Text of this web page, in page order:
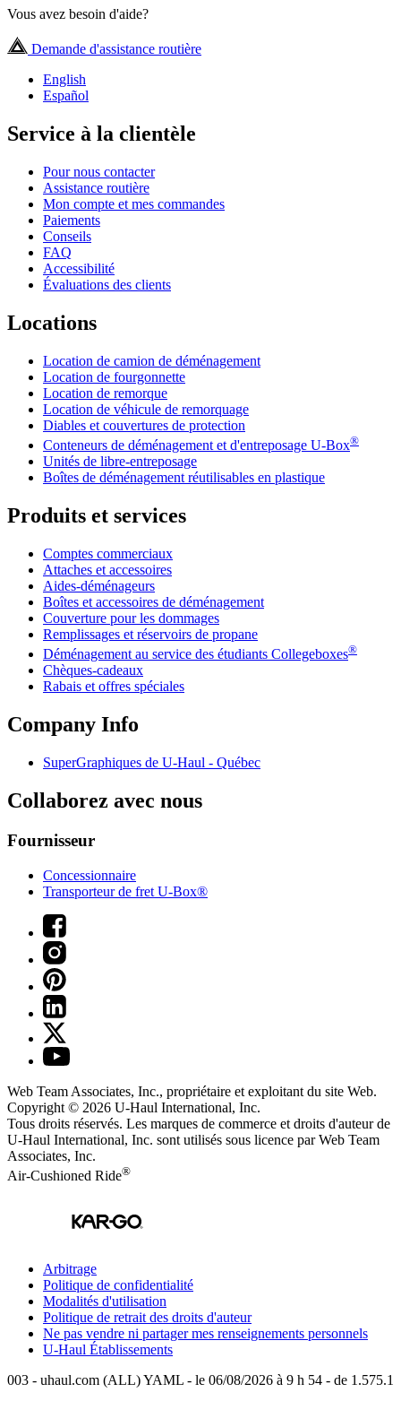
Vous avez besoin d'aide?
Demande d'assistance routière
English
Español
Service à la clientèle
Pour nous contacter
Assistance routière
Mon compte et mes commandes
Paiements
Conseils
FAQ
Accessibilité
Évaluations des clients
Locations
Location de camion de déménagement
Location de fourgonnette
Location de remorque
Location de véhicule de remorquage
Diables et couvertures de protection
Conteneurs de déménagement et d'entreposage U-Box®
Unités de libre-entreposage
Boîtes de déménagement réutilisables en plastique
Produits et services
Comptes commerciaux
Attaches et accessoires
Aides-déménageurs
Boîtes et accessoires de déménagement
Couverture pour les dommages
Remplissages et réservoirs de propane
Déménagement au service des étudiants Collegeboxes®
Chèques-cadeaux
Rabais et offres spéciales
Company Info
SuperGraphiques de U-Haul - Québec
Collaborez avec nous
Fournisseur
Concessionnaire
Transporteur de fret U-Box®
Web Team Associates, Inc., propriétaire et exploitant du site Web.
Copyright © 2026 U-Haul International, Inc.
Tous droits réservés. Les marques de commerce et droits d'auteur de
U-Haul International, Inc. sont utilisés sous licence par Web Team
Associates, Inc.
Air-Cushioned Ride®
Arbitrage
Politique de confidentialité
Modalités d'utilisation
Politique de retrait des droits d'auteur
Ne pas vendre ni partager mes renseignements personnels
U-Haul Établissements
003 - uhaul.com (ALL) YAML - le 06/08/2026 à 9 h 54 - de 1.575.1